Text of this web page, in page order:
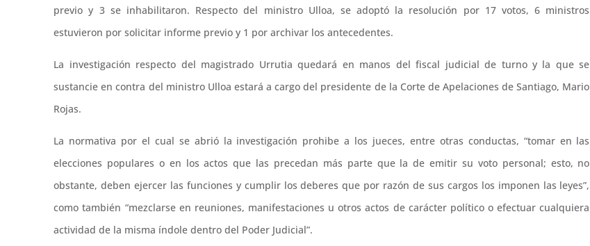
previo y 3 se inhabilitaron. Respecto del ministro Ulloa, se adoptó la resolución por 17 votos, 6 ministros
estuvieron por solicitar informe previo y 1 por archivar los antecedentes.
La investigación respecto del magistrado Urrutia quedará en manos del fiscal judicial de turno y la que se
sustancie en contra del ministro Ulloa estará a cargo del presidente de la Corte de Apelaciones de Santiago, Mario
Rojas.
La normativa por el cual se abrió la investigación prohibe a los jueces, entre otras conductas, “tomar en las
elecciones populares o en los actos que las precedan más parte que la de emitir su voto personal; esto, no
obstante, deben ejercer las funciones y cumplir los deberes que por razón de sus cargos los imponen las leyes”,
como también “mezclarse en reuniones, manifestaciones u otros actos de carácter político o efectuar cualquiera
actividad de la misma índole dentro del Poder Judicial”.